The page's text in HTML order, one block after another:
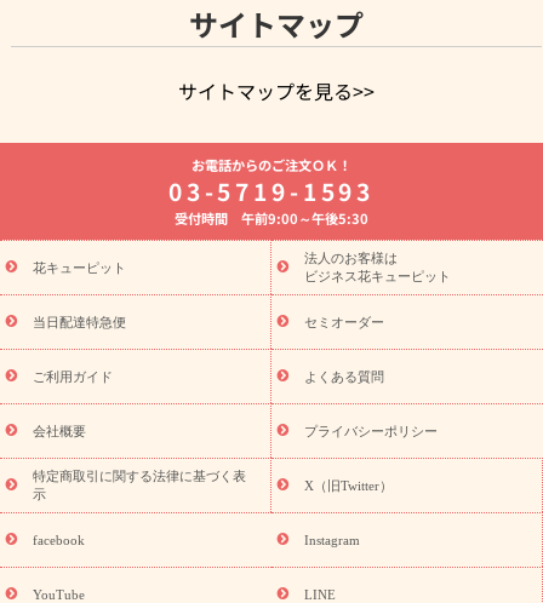
サイトマップ
サイトマップを見る>>
よく贈られる花
お祝いの花特集
誕生日フラワーギフト特集
8月の誕生花(トルコキキョウ)
開店・開業祝い
お供え・お悔やみ お供え・お悔やみの花
通夜・葬儀に贈る花 胡蝶蘭・花鉢
ーブドフラワー
季節のイベント
ひまわり ギフト・プレゼント
特集
お盆 花（新盆・初盆） 季節のイベント
お盆 花（新
盆・初盆）
お盆 花（新盆・初盆）
お盆・お供え 花とセットギ
フト
お盆・お供え プリザーブドフラワー
ひまわり ギフト・プ
レゼント特集
夏の花贈り・お中元・暑中見舞い 花のギフト特集
敬老の日におくる花ギフト・プレゼント特集
花ギフト・プレゼント特集
敬老の日 花のおすすめランキング
敬
老の日 花鉢植えのギフト・プレゼント特集
敬老の日 花とセットギ
フト・プレゼント特集
敬老の日の花 全てのギフト一覧
キャン
ペーン
映画『ウォーターガーディアンズ』コラボキャンペーン
「きょう誕生日なんです」キャンペーン
誕生日の花を探す
誕生日フラワーギフト 誕生日フラワーギフト特集
(トルコキキョウ)
9月の誕生花(リンドウ)
お電話からのご注文ＯＫ！
03-5719-1593
受付時間 午前9:00～午後5:30
花キューピット
法人のお客様は
ビジネス花キューピット
当日配達特急便 セミオーダー
ご利用ガイド よくある質問
会社概要 プライバシーポリシー
特定商取引に関する法律に基づく表
示
X（旧Twitter）
facebook Instagram
YouTube LINE